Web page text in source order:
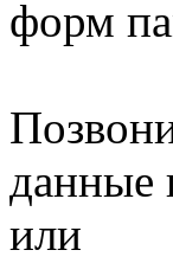
форм
данные
или